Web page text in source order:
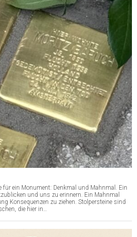
für ein Monument: Denkmal und Mahnmal. Ein
und uns zu erinnern. Ein Mahnmal
Konsequenzen zu ziehen. Stolpersteine sind
die hier in…